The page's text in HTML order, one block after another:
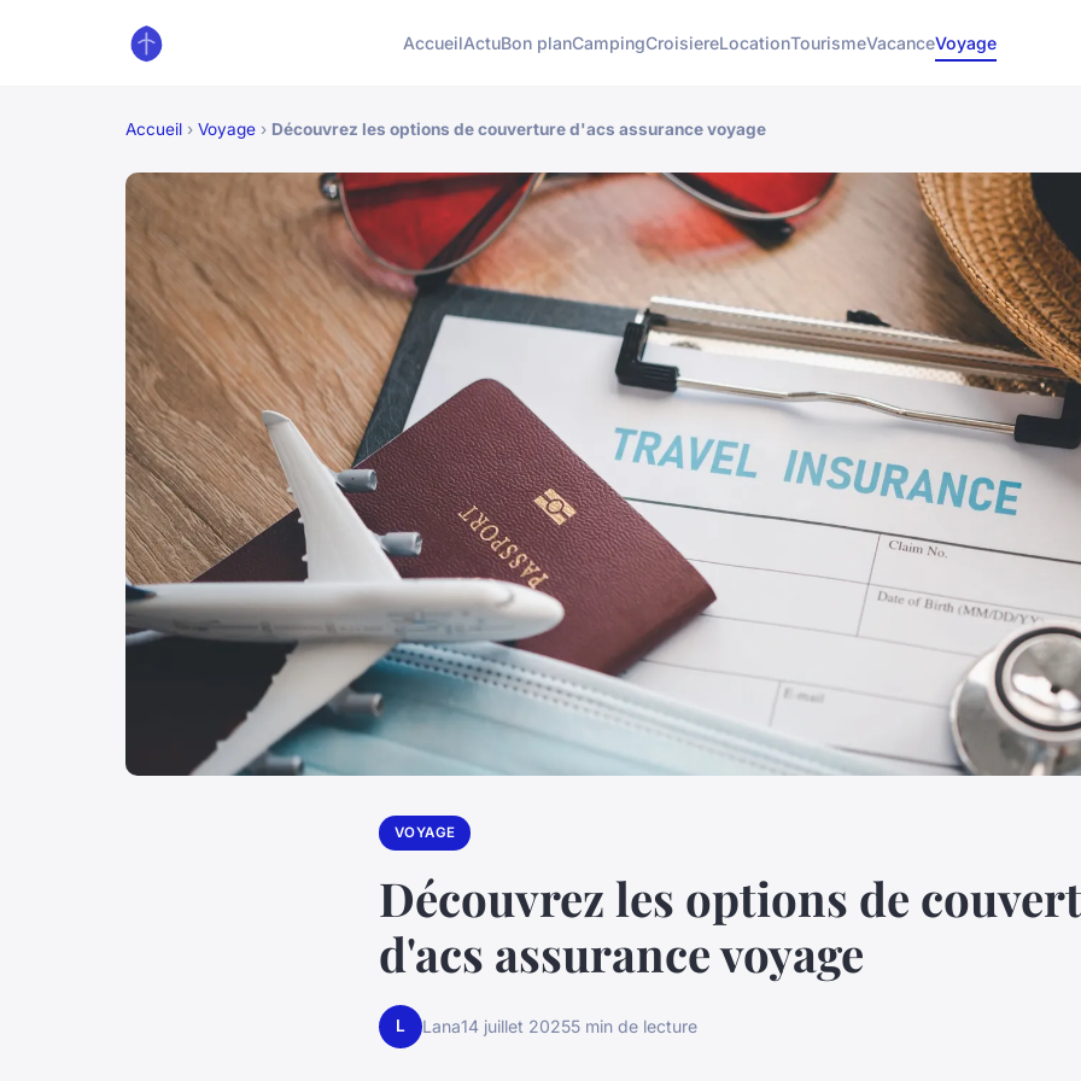
AccueilActuBon planCampingCroisiereLocationTourismeVacanceVoyage
Accueil › Voyage › Découvrez les options de couverture d'acs assurance voyage
VOYAGE
Découvrez les options de
d'acs assurance voyage
L Lana14 juillet 20255 min de lecture